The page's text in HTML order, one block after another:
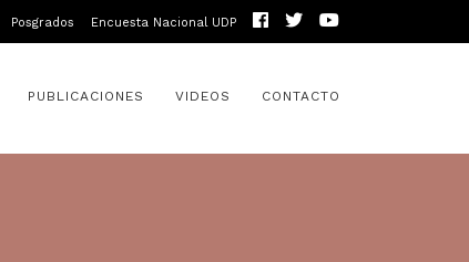
Posgrados Encuesta Nacional UDP
PUBLICACIONES VIDEOS CONTACTO